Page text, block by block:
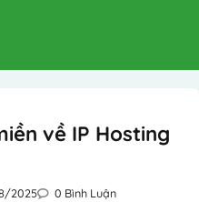
về IP Hosting
2025
0 Bình Luận